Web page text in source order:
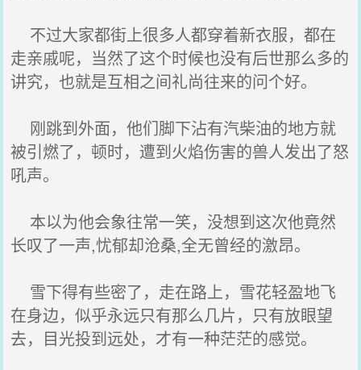
不过大家都街上很多人都穿着新衣服，都在
走亲戚呢，当然了这个时候也没有后世那么多的
讲究，也就是互相之间礼尚往来的问个好。
刚跳到外面，他们脚下沾有汽柴油的地方就
被引燃了，顿时，遭到火焰伤害的兽人发出了怒
吼声。
本以为他会象往常一笑，没想到这次他竟然
长叹了一声,忧郁却沧桑,全无曾经的激昂。
雪下得有些密了，走在路上，雪花轻盈地飞
在身边，似乎永远只有那么几片，只有放眼望
去，目光投到远处，才有一种茫茫的感觉。